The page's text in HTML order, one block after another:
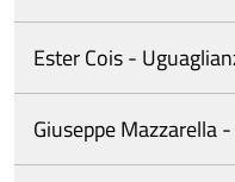
Ester Cois -
Giuseppe Mazzarella